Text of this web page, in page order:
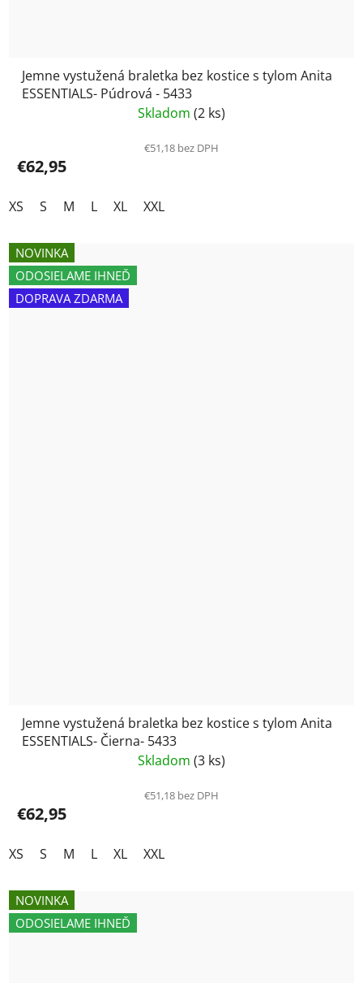
Jemne vystužená braletka bez kostice s tylom Anita
ESSENTIALS- Púdrová - 5433
Skladom (2 ks)
€51,18 bez DPH
€62,95
XS S M L XL XXL
NOVINKA
ODOSIELAME IHNEĎ
DOPRAVA ZDARMA
Jemne vystužená braletka bez kostice s tylom Anita
ESSENTIALS- Čierna- 5433
Skladom (3 ks)
€51,18 bez DPH
€62,95
XS S M L XL XXL
NOVINKA
ODOSIELAME IHNEĎ